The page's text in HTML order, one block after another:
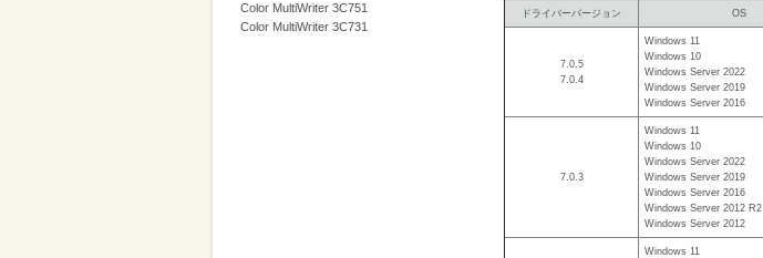
Color MultiWriter 3C751
Color MultiWriter 3C731
ドライバーバージョン OS
7.0.5
7.0.4
Windows 11
Windows 10
Windows Server 2022
Windows Server 2019
Windows Server 2016
7.0.3
Windows 11
Windows 10
Windows Server 2022
Windows Server 2019
Windows Server 2016
Windows Server 2012 R2
Windows Server 2012
Windows 11